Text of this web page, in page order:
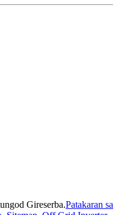
Gireserba.Patakaran sa